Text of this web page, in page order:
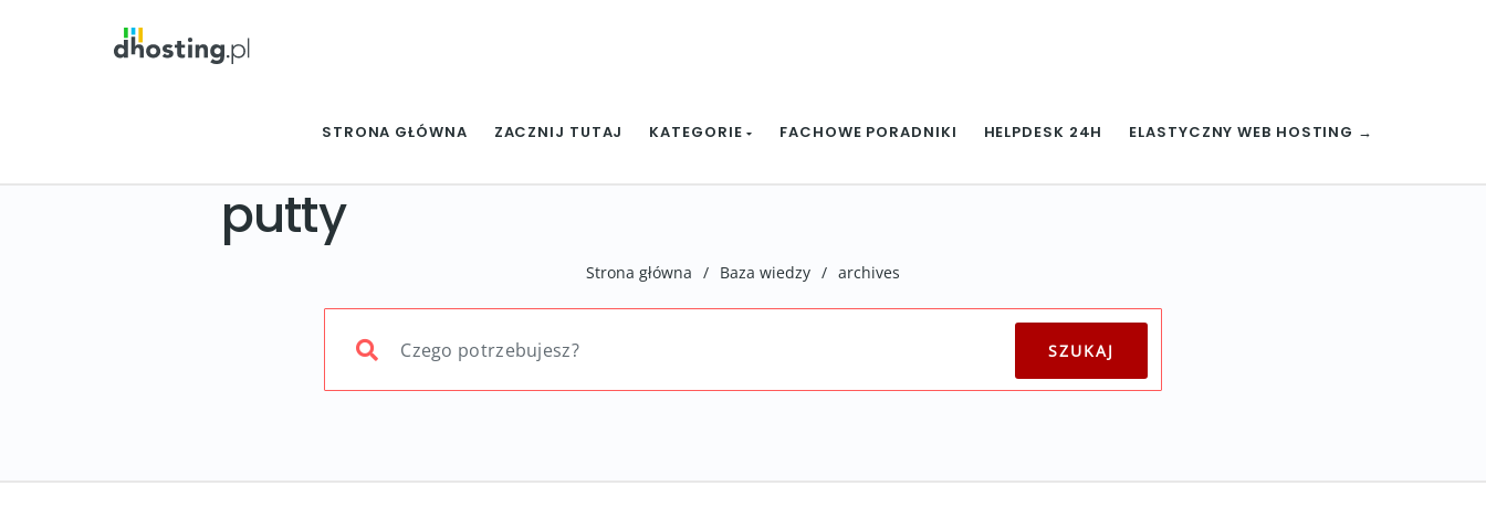
STRONA GŁÓWNA ZACZNIJ TUTAJ KATEGORIE FACHOWE PORADNIKI HELPDESK 24H ELASTYCZNY WEB HOSTING →
putty
Strona główna / Baza wiedzy / archives